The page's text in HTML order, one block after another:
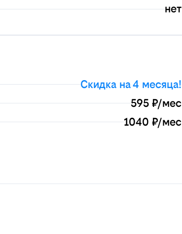
нет
Скидка на 4 месяца!
595 ₽/мес
1040 ₽/мес